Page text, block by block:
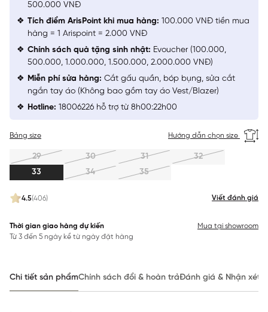
4.5(406) Viết đánh giá
Bảng size Hướng dẫn chọn size
29 30 31
32
33
34 35
Thời gian giao hàng dự kiến
Từ 3 đến 5 ngày kể từ ngày đặt hàng
Mua tại showroom
500.000 VNĐ
Tích điểm ArisPoint khi mua hàng: 100.000 VNĐ tiền mua
hàng = 1 Arispoint = 2.000 VNĐ
Chính sách quà tặng sinh nhật: Evoucher (100.000,
500.000, 1.000.000, 1.500.000, 2.000.000 VNĐ)
Miễn phí sửa hàng: Cắt gấu quần, bóp bụng, sửa cắt
ngắn tay áo (Không bao gồm tay áo Vest/Blazer)
Hotline: 18006226 hỗ trợ từ 8h00:22h00
Chi tiết sản phẩmChính sách đổi & hoàn trảĐánh giá & Nhận xét